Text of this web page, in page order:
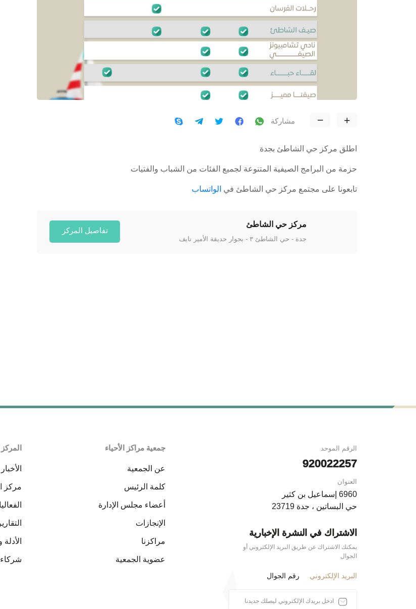
مشاركة
اطلق مركز حي الشاطئ بجدة
حزمة من البرامج الصيفية المتنوعة لجميع الفئات من الشباب والفتيات
تابعونا على مجتمع مركز حي الشاطئ في الواتساب
مركز حي الشاطئ
جدة - حي الشاطئ ٣ - بجوار حديقة الأمير نايف
تفاصيل المركز
الرقم الموحد
920022257
العنوان
6960 إسماعيل بن كثير
حي البساتين ، جدة 23719
الاشتراك في النشرة الإخبارية
يمكنك الاشتراك عن طريق البريد الإلكتروني أو
الجوال
البريد الإلكتروني رقم الجوال
جمعية مراكز الأحياء
عن الجمعية
كلمة الرئيس
أعضاء مجلس الإدارة
الإنجازات
مراكزنا
عضوية الجمعية
الأخبار
مركز
التقارير
شركاء